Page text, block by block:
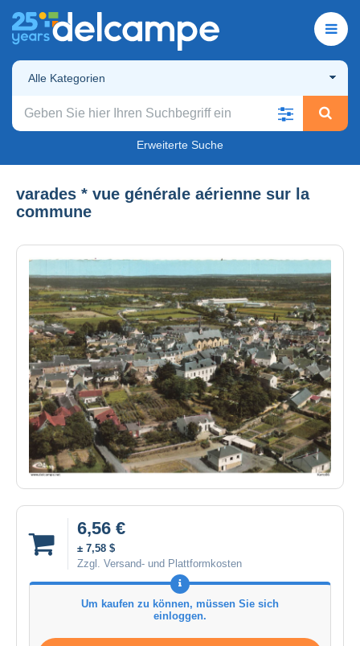
Alle Kategorien
Erweiterte Suche
varades * vue générale aérienne sur la
commune
6,56 €
± 7,58 $
Zzgl. Versand- und Plattformkosten
Um kaufen zu können, müssen Sie sich
einloggen.